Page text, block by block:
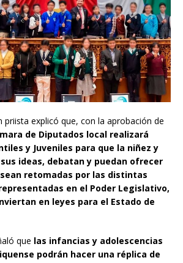
priista explicó que, con la aprobación de
de Diputados local realizará
y Juveniles para que la niñez y
ideas, debatan y puedan ofrecer
retomadas por las distintas
en el Poder Legislativo,
en leyes para el Estado de
que las infancias y adolescencias
podrán hacer una réplica de